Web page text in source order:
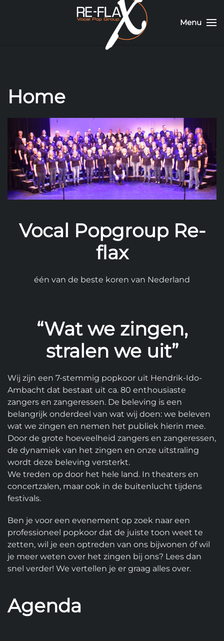
Menu
Home
Vocal Popgroup Re-
flax
één van de beste koren van Nederland
“Wat we zingen,
stralen we uit”
Wij zijn een 7-stemmig popkoor uit Hendrik-Ido-
Ambacht dat bestaat uit ca. 80 enthousiaste
zangers en zangeressen. De beleving is een
belangrijk onderdeel van wat wij doen: we beleven
wat we zingen en nemen het publiek hierin mee.
Door de grote hoeveelheid zangers en zangeressen,
de dynamiek van het zingen en onze uitstraling
wordt deze beleving versterkt.
We treden op door het hele land. In theaters en
concertzalen, maar ook in de buitenlucht tijdens
festivals.
Ben je voor een evenement op zoek naar een
professioneel popkoor dat de juiste toon weet te
zetten, wil je een optreden van ons bijwonen óf wil
je meer weten over het zingen bij ons? Lees dan
snel verder! We vertellen je er graag alles over.
Agenda